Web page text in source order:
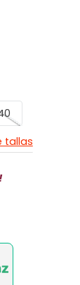
tallas